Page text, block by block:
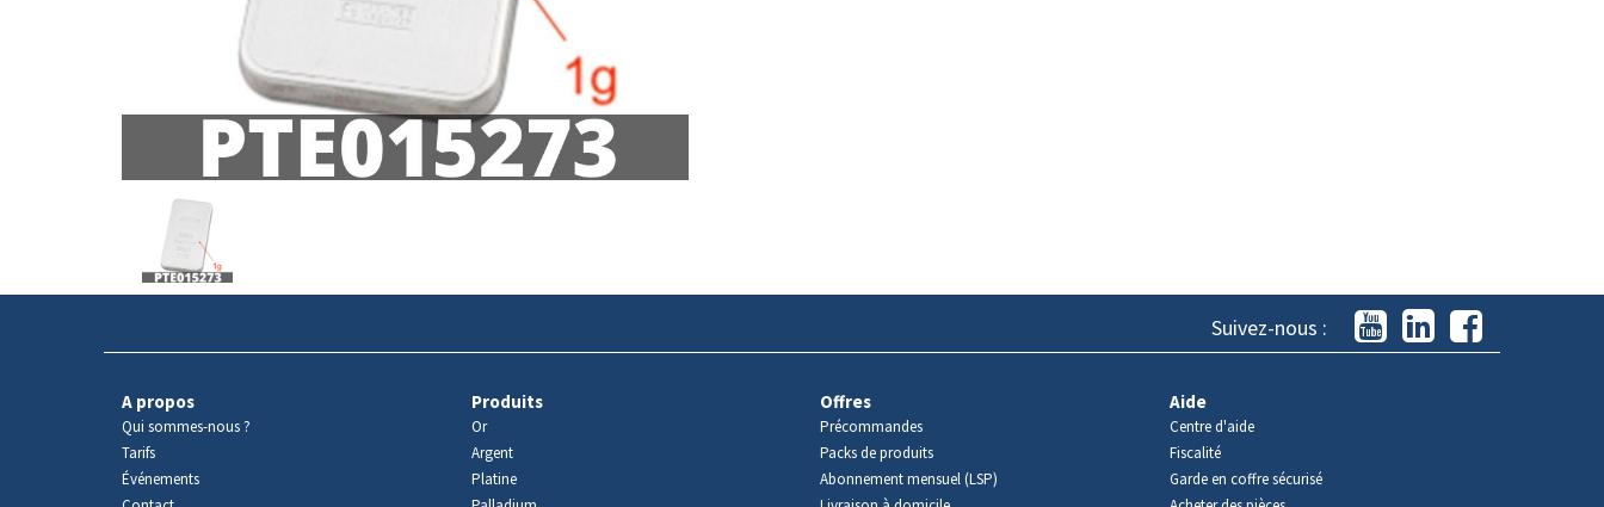
produit
Suivez-nous :
A propos
Qui sommes-nous ?
Tarifs
Événements
Produits
Or
Argent
Platine
Offres
Précommandes
Packs de produits
Abonnement mensuel (LSP)
Aide
Centre d'aide
Fiscalité
Garde en coffre sécurisé